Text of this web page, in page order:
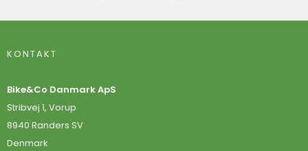
KONTAKT
Bike&Co Danmark ApS
Stribvej 1, Vorup
8940 Randers SV
Denmark